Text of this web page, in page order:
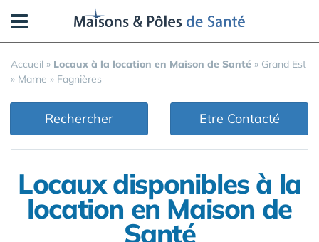
Accueil » Locaux à la location en Maison de Santé » Grand Est
» Marne » Fagnières
Rechercher Etre Contacté
Locaux disponibles à la
location en Maison de
Santé
Panneau de gestion des cookies